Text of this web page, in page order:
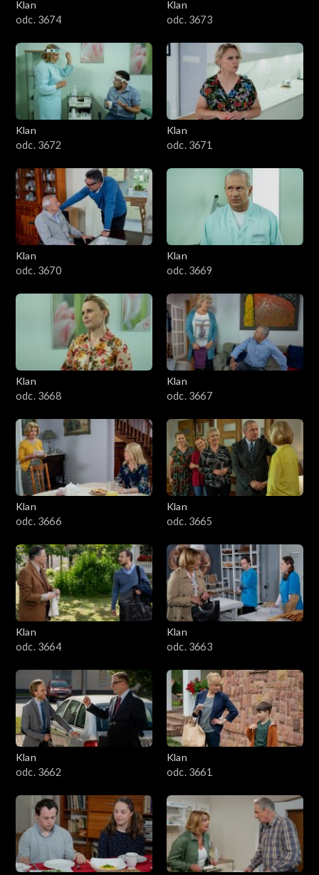
Klan
odc. 3674
Klan
odc. 3673
Klan
odc. 3672
Klan
odc. 3671
Klan
odc. 3670
Klan
odc. 3669
Klan
odc. 3668
Klan
odc. 3667
Klan
odc. 3666
Klan
odc. 3665
Klan
odc. 3664
Klan
odc. 3663
Klan
odc. 3662
Klan
odc. 3661